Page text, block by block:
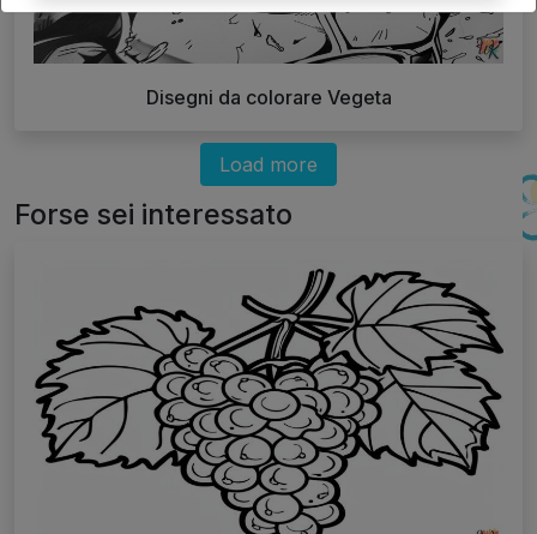
Disegni da colorare Vegeta
Load more
Forse sei interessato